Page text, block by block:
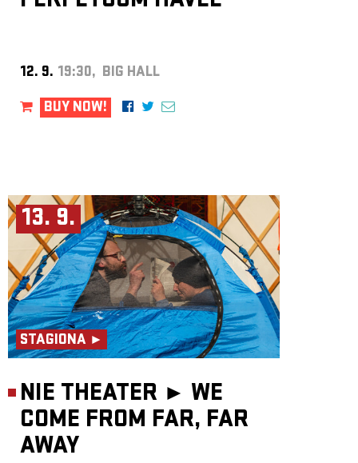
12. 9. 19:30, BIG HALL
BUY NOW!
13. 9.
STAGIONA ►
NIE THEATER ► WE
COME FROM FAR, FAR
AWAY